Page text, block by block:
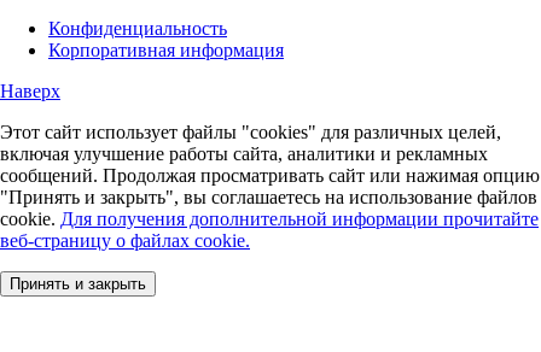
Конфиденциальность
Корпоративная информация
Наверх
Этот сайт использует файлы "cookies" для различных целей,
включая улучшение работы сайта, аналитики и рекламных
сообщений. Продолжая просматривать сайт или нажимая опцию
"Принять и закрыть", вы соглашаетесь на использование файлов
cookie. Для получения дополнительной информации прочитайте
веб-страницу о файлах cookie.
Принять и закрыть